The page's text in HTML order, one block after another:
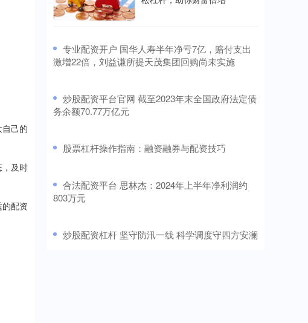
己的
及时
配资
​专业配资开户 国华人寿半年净亏7亿，赔付支出
激增22倍，刘益谦所提天茂集团回购尚未实施
​炒股配资平台官网 截至2023年末全国政府法定债
务余额70.77万亿元
​股票杠杆操作指南：融资融券与配资技巧
​合法配资平台 思林杰：2024年上半年净利润约
803万元
​炒股配资杠杆 坚守防汛一线 科学调度守四方安澜